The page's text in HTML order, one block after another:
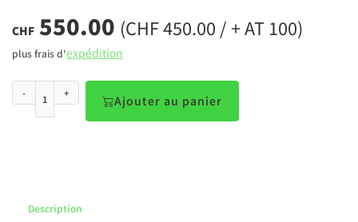
CHF 550.00 (CHF 450.00 / + AT 100)
plus frais d'expédition
- + Ajouter au panier
Description